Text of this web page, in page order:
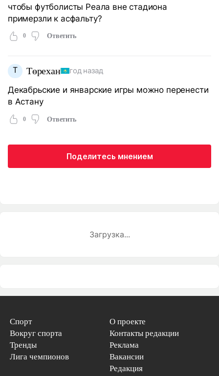
чтобы футболисты Реала вне стадиона
примерзли к асфальту?
0 Ответить
Т Төрехан год назад
Декабрьские и январские игры можно перенести
в Астану
0 Ответить
Поделитесь мнением
Загрузка...
Спорт
Вокруг спорта
Тренды
Лига чемпионов
О проекте
Контакты редакции
Реклама
Вакансии
Редакция